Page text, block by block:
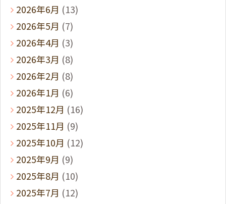
2026年6月 (13)
2026年5月 (7)
2026年4月 (3)
2026年3月 (8)
2026年2月 (8)
2026年1月 (6)
2025年12月 (16)
2025年11月 (9)
2025年10月 (12)
2025年9月 (9)
2025年8月 (10)
2025年7月 (12)